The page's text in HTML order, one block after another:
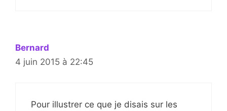
Bernard
4 juin 2015 à 22:45
Pour illustrer ce que je disais sur les